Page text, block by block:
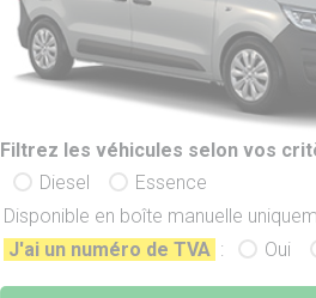
Filtrez les véhicules selon vos
Diesel
Essence
Disponible en boîte manuelle
J'ai un numéro de TVA : Oui